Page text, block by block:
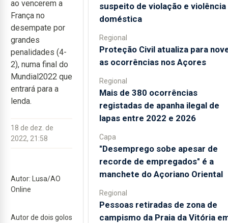
ao vencerem a
França no
desempate por
grandes
penalidades (4-
2), numa final do
Mundial2022 que
entrará para a
lenda.
18 de dez. de
2022, 21:58
Autor: Lusa/AO
Online
Autor de dois golos
suspeito de violação e violência
doméstica
Regional
Proteção Civil atualiza para
as ocorrências nos Açores
Regional
Mais de 380 ocorrências
registadas de apanha ilegal de
lapas entre 2022 e 2026
Capa
"Desemprego sobe apesar de
recorde de empregados" é a
manchete do Açoriano Oriental
Regional
Pessoas retiradas de zona de
campismo da Praia da Vitória